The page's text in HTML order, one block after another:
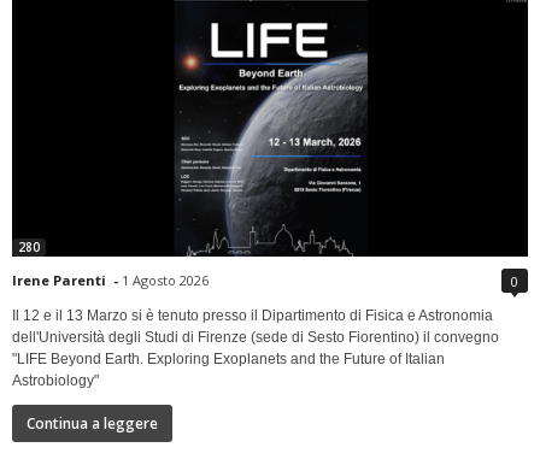
280
Irene Parenti - 1 Agosto 2026 0
Il 12 e il 13 Marzo si è tenuto presso il Dipartimento di Fisica e Astronomia
dell'Università degli Studi di Firenze (sede di Sesto Fiorentino) il convegno
"LIFE Beyond Earth. Exploring Exoplanets and the Future of Italian
Astrobiology"
Continua a leggere